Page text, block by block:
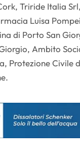
Triride Italia
Luisa
di Porto San
Ambito
Protezione Civile